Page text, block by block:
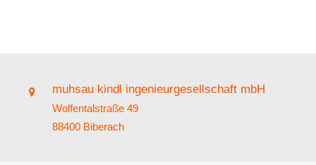
muhsau kindl ingenieurgesellschaft mbH
Wolfentalstraße 49
88400 Biberach